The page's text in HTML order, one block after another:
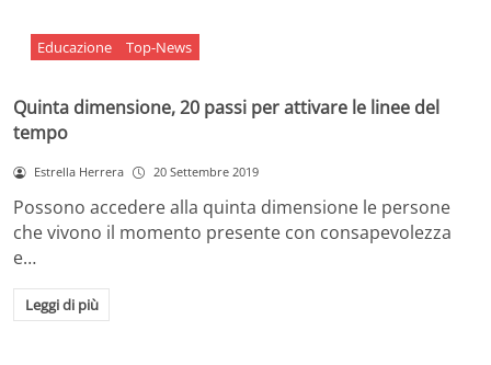
Educazione Top-News
Quinta dimensione, 20 passi per attivare le linee del
tempo
Estrella Herrera 20 Settembre 2019
Possono accedere alla quinta dimensione le persone
che vivono il momento presente con consapevolezza
e…
Leggi di più